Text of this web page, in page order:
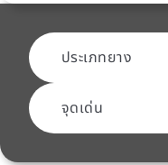
ประเภทยาง
จุดเด่น